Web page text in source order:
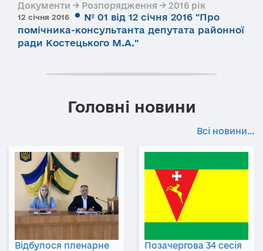
Документи → Розпорядження → 2016 рік
12 січня 2016
№ 01 від 12 січня 2016 "Про
помічника-консультанта депутата районної
ради Костецького М.А."
Головні новини
Всі новини...
Відбулося пленарне
Позачергова 34 сесія